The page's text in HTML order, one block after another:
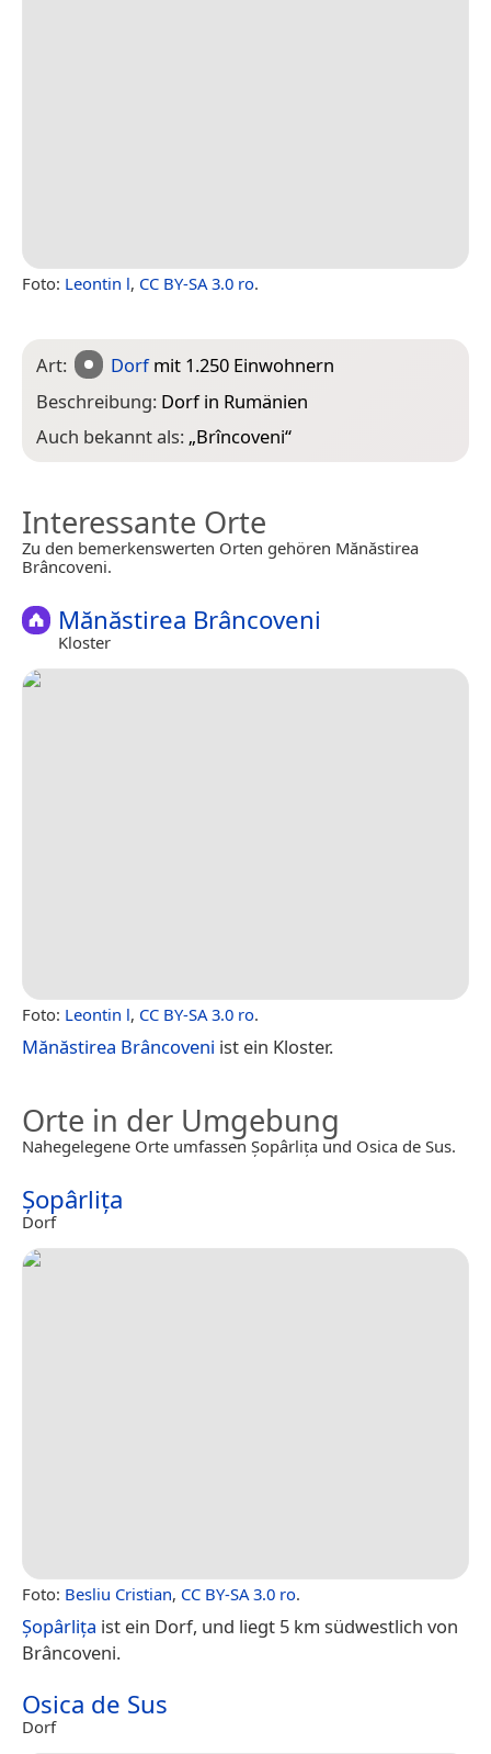
Foto: Leontin l, CC BY-SA 3.0 ro.
Art: Dorfmit 1.250 Einwohnern
Beschreibung: Dorf in Rumänien
Auch bekannt als: „Brîncoveni“
Interessante Orte
Zu den bemerkenswerten Orten gehören Mănăstirea
Brâncoveni.
Mănăstirea Brâncoveni
Kloster
Foto: Leontin l, CC BY-SA 3.0 ro.
Mănăstirea Brâncoveni ist ein Kloster.
Orte in der Umgebung
Nahegelegene Orte umfassen Șopârlița und Osica de Sus.
Șopârlița
Dorf
Foto: Besliu Cristian, CC BY-SA 3.0 ro.
Șopârlița ist ein Dorf, und liegt 5 km südwestlich von
Brâncoveni.
Osica de Sus
Dorf